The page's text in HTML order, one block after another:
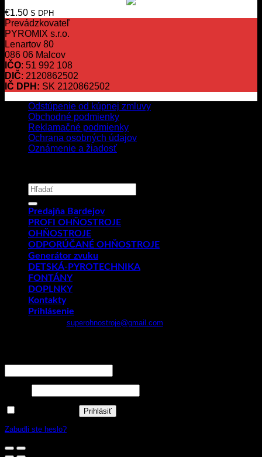
€1.50 S DPH
Prevádzkovateľ
PYROMIX s.r.o.
Lenartov 80
086 06 Malcov
IČO: 51 992 108
DIČ: 2120862502
IČ DPH: SK 2120862502
Odstúpenie od kúpnej zmluvy
Obchodné podmienky
Reklamačné podmienky
Ochrana osobných údajov
Oznámenie a žiadosť
Hľadať:
Predajňa Bardejov
PROFI OHŇOSTROJE
OHŇOSTROJE
ODPORÚČANÉ OHŇOSTROJE
Generátor zvuku
DETSKÁ-PYROTECHNIKA
FONTÁNY
DOPLNKY
Kontakty
Prihlásenie
superohnostroje@gmail.com
Prihlásiť
Zabudli ste heslo?